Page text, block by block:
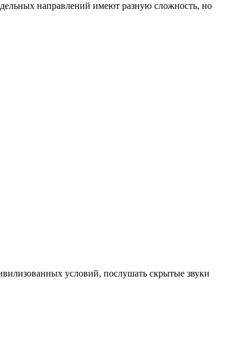
направлений имеют разную сложность, но
условий, послушать скрытые звуки